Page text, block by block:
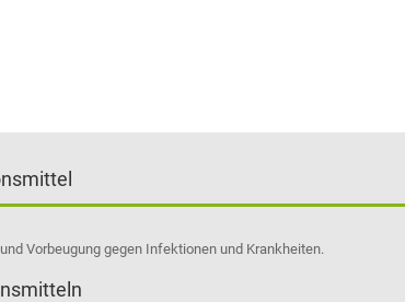
Vorbeugung gegen Infektionen und Krankheiten.